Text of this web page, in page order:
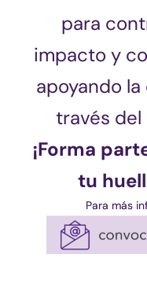
para
impacto y
apoyando
través
¡Forma
tu
Para más